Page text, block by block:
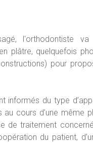
l'orthodontiste
plâtre, quelquefois
pour
du type
cours d’une même
de traitement
du patient,